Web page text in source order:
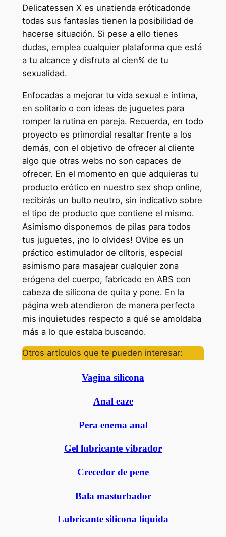
Delicatessen X es unatienda eróticadonde
todas sus fantasías tienen la posibilidad de
hacerse situación. Si pese a ello tienes
dudas, emplea cualquier plataforma que está
a tu alcance y disfruta al cien% de tu
sexualidad.
Enfocadas a mejorar tu vida sexual e íntima,
en solitario o con ideas de juguetes para
romper la rutina en pareja. Recuerda, en todo
proyecto es primordial resaltar frente a los
demás, con el objetivo de ofrecer al cliente
algo que otras webs no son capaces de
ofrecer. En el momento en que adquieras tu
producto erótico en nuestro sex shop online,
recibirás un bulto neutro, sin indicativo sobre
el tipo de producto que contiene el mismo.
Asimismo disponemos de pilas para todos
tus juguetes, ¡no lo olvides! OVibe es un
práctico estimulador de clítoris, especial
asimismo para masajear cualquier zona
erógena del cuerpo, fabricado en ABS con
cabeza de silicona de quita y pone. En la
página web atendieron de manera perfecta
mis inquietudes respecto a qué se amoldaba
más a lo que estaba buscando.
Otros artículos que te pueden interesar:
Vagina silicona
Anal eaze
Pera enema anal
Gel lubricante vibrador
Crecedor de pene
Bala masturbador
Lubricante silicona liquida